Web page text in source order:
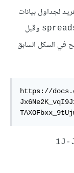
لجداول بيانات
وقبل
في الشكل السابق
https://
1J-